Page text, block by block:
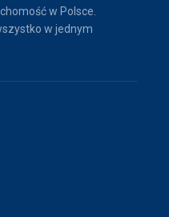
w Polsce.
w jednym